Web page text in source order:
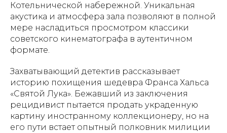
Котельнической набережной. Уникальная
акустика и атмосфера зала позволяют в полной
мере насладиться просмотром классики
советского кинематографа в аутентичном
формате.
Захватывающий детектив рассказывает
историю похищения шедевра Франса Хальса
«Святой Лука». Бежавший из заключения
рецидивист пытается продать украденную
картину иностранному коллекционеру, но на
его пути встает опытный полковник милиции